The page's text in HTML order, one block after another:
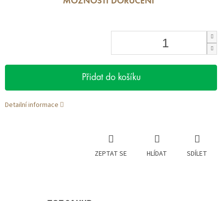
Přidat do košíku
Detailní informace
ZEPTAT SE HLÍDAT SDÍLET